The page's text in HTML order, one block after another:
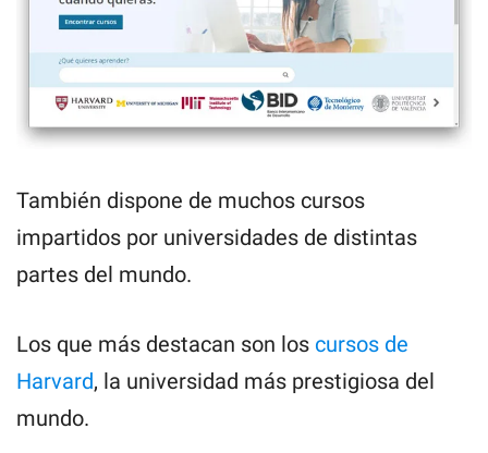
También dispone de muchos cursos
impartidos por universidades de distintas
partes del mundo.
Los que más destacan son los cursos de
Harvard, la universidad más prestigiosa del
mundo.